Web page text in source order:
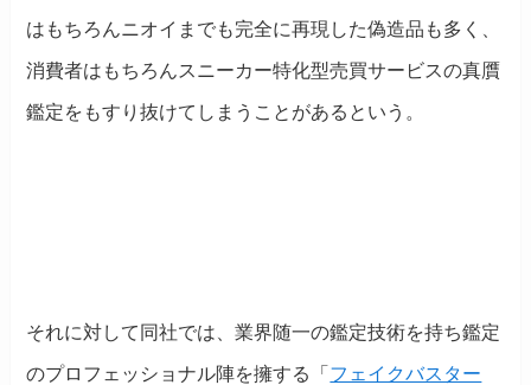
はもちろんニオイまでも完全に再現した偽造品も多く、
消費者はもちろんスニーカー特化型売買サービスの真贋
鑑定をもすり抜けてしまうことがあるという。
それに対して同社では、業界随一の鑑定技術を持ち鑑定
のプロフェッショナル陣を擁する「 フェイクバスター